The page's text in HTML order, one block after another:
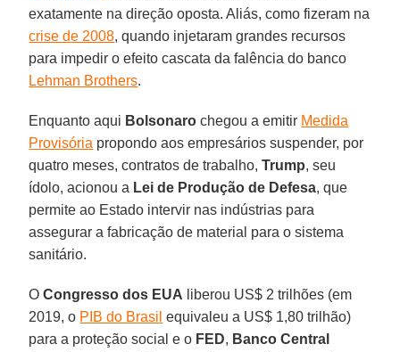
exatamente na direção oposta. Aliás, como fizeram na
crise de 2008, quando injetaram grandes recursos
para impedir o efeito cascata da falência do banco
Lehman Brothers.
Enquanto aqui Bolsonaro chegou a emitir Medida
Provisória propondo aos empresários suspender, por
quatro meses, contratos de trabalho,Trump, seu
ídolo, acionou a Lei de Produção de Defesa, que
permite ao Estado intervir nas indústrias para
assegurar a fabricação de material para o sistema
sanitário.
OCongresso dos EUA liberou US$ 2 trilhões (em
2019, o PIB do Brasil equivaleu a US$ 1,80 trilhão)
para a proteção social e o FED, Banco Central